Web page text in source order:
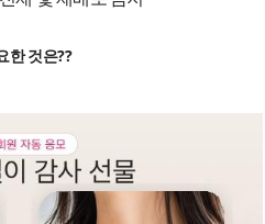
한 것은??